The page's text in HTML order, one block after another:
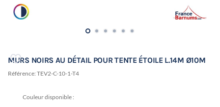
MURS NOIRS AU DÉTAIL POUR TENTE ÉTOILE L.14M Ø10M
Référence: TEV2-C-10-1-T4
Couleur disponible :